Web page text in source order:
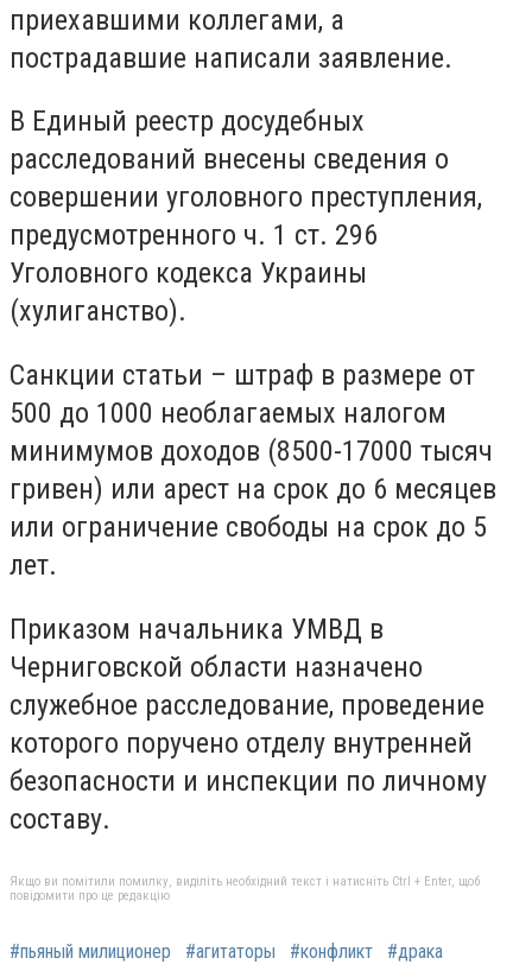
приехавшими коллегами, а
пострадавшие написали заявление.
В Единый реестр досудебных
расследований внесены сведения о
совершении уголовного преступления,
предусмотренного ч. 1 ст. 296
Уголовного кодекса Украины
(хулиганство).
Санкции статьи – штраф в размере от
500 до 1000 необлагаемых налогом
минимумов доходов (8500-17000 тысяч
гривен) или арест на срок до 6 месяцев
или ограничение свободы на срок до 5
лет.
Приказом начальника УМВД в
Черниговской области назначено
служебное расследование, проведение
которого поручено отделу внутренней
безопасности и инспекции по личному
составу.
Якщо ви помітили помилку, виділіть необхідний текст і натисніть Ctrl + Enter, щоб
повідомити про це редакцію
#пьяный милиционер #агитаторы #конфликт #драка